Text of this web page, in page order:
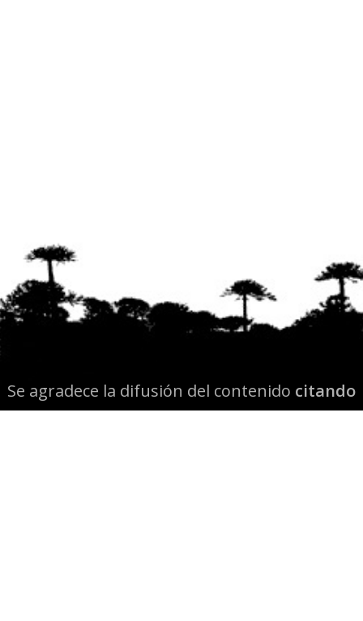
Se agradece la difusión del contenido citando
la fuente www.mapuexpress.org